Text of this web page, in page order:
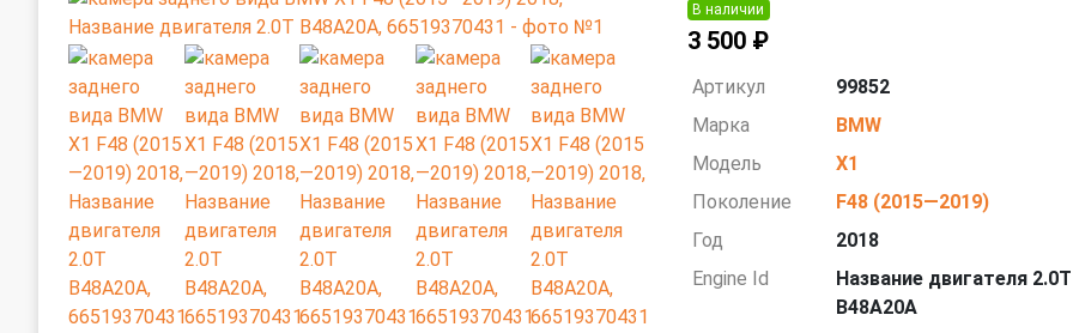
В наличии
3 500 ₽
Артикул
99852
Марка
BMW
Модель
X1
Поколение
F48 (2015—2019)
Год
2018
Engine Id
Название двигателя 2.0T
B48A20A